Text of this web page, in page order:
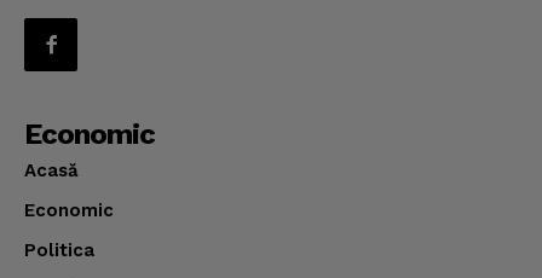
Economic
Acasă
Economic
Politica